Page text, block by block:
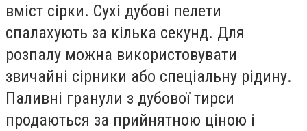
вміст сірки. Сухі дубові пелети
спалахують за кілька секунд. Для
розпалу можна використовувати
звичайні сірники або спеціальну рідину.
Паливні гранули з дубової тирси
продаються за прийнятною ціною і